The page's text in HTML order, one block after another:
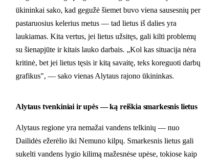
ūkininkai sako, kad gegužė šiemet buvo viena sausesnių per
pastaruosius kelerius metus — tad lietus iš dalies yra
laukiamas. Kita vertus, jei lietus užsitęs, gali kilti problemų
su šienapjūte ir kitais lauko darbais. „Kol kas situacija nėra
kritinė, bet jei lietus tęsis ir kitą savaitę, teks koreguoti darbų
grafikus", — sako vienas Alytaus rajono ūkininkas.
Alytaus tvenkiniai ir upės — ką reiškia smarkesnis lietus
Alytaus regione yra nemažai vandens telkinių — nuo
Dailidės ežerėlio iki Nemuno kilpų. Smarkesnis lietus gali
sukelti vandens lygio kilimą mažesnėse upėse, tokiose kaip